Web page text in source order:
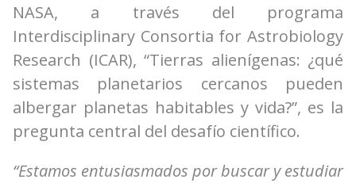
NASA, a través del programa
Interdisciplinary Consortia for Astrobiology
Research (ICAR), “Tierras alienígenas: ¿qué
sistemas planetarios cercanos pueden
albergar planetas habitables y vida?”, es la
pregunta central del desafío científico.
“Estamos entusiasmados por buscar y estudiar